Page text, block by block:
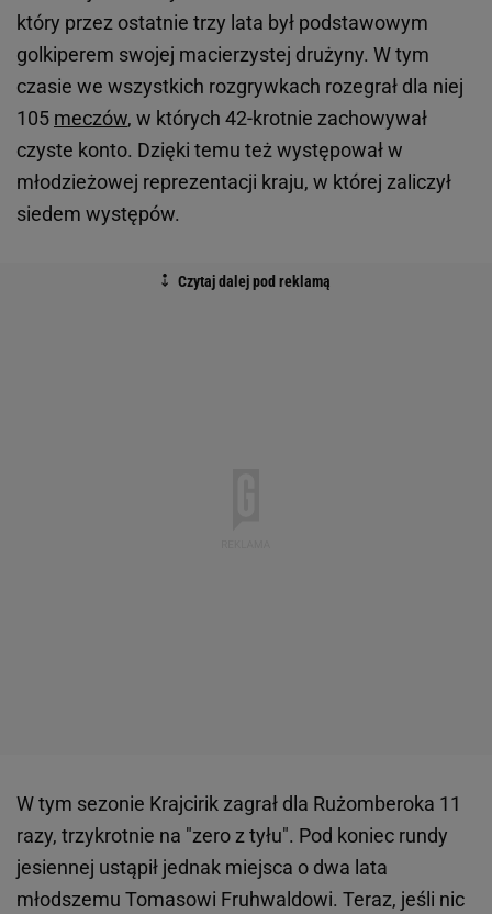
który przez ostatnie trzy lata był podstawowym
golkiperem swojej macierzystej drużyny. W tym
czasie we wszystkich rozgrywkach rozegrał dla niej
105 meczów, w których 42-krotnie zachowywał
czyste konto. Dzięki temu też występował w
młodzieżowej reprezentacji kraju, w której zaliczył
siedem występów.
W tym sezonie Krajcirik zagrał dla Rużomberoka 11
razy, trzykrotnie na "zero z tyłu". Pod koniec rundy
jesiennej ustąpił jednak miejsca o dwa lata
młodszemu Tomasowi Fruhwaldowi. Teraz, jeśli nic